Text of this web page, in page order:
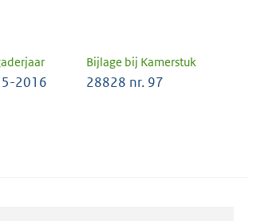
Bijlage bij Kamerstuk
2016 28828 nr. 97